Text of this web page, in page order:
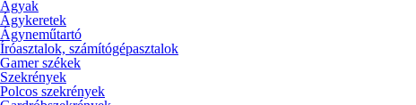
Ágyak
Ágykeretek
Ágyneműtartó
Íróasztalok, számítógépasztalok
Gamer székek
Szekrények
Polcos szekrények